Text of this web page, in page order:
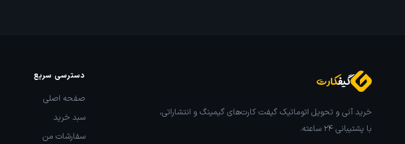
گیفکارت
خرید آنی و تحویل اتوماتیک گیفت کارت‌های گیمینگ و انتشاراتی،
با پشتیبانی ۲۴ ساعته.
دسترسی سریع
صفحه اصلی
سبد خرید
سفارشات من